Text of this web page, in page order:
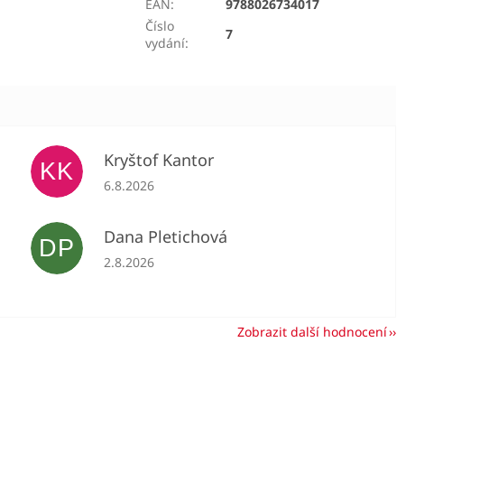
EAN:
9788026734017
Číslo
vydání:
7
KK Kryštof Kantor
Hodnocení obchodu je 5 z 5 hvězdiček.
6.8.2026
DP Dana Pletichová
Hodnocení obchodu je 5 z 5 hvězdiček.
2.8.2026
Zobrazit další hodnocení